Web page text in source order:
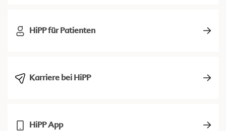
HiPP für Patienten
Karriere bei HiPP
HiPP App